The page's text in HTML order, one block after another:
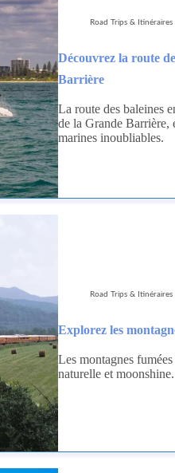
Road Trips & Itinéraires
Découvrez la route
Barrière
La route des baleines
de la Grande Barrière,
marines inoubliables.
Road Trips & Itinéraires
Explorez les
Les montagnes
naturelle et moonshine.